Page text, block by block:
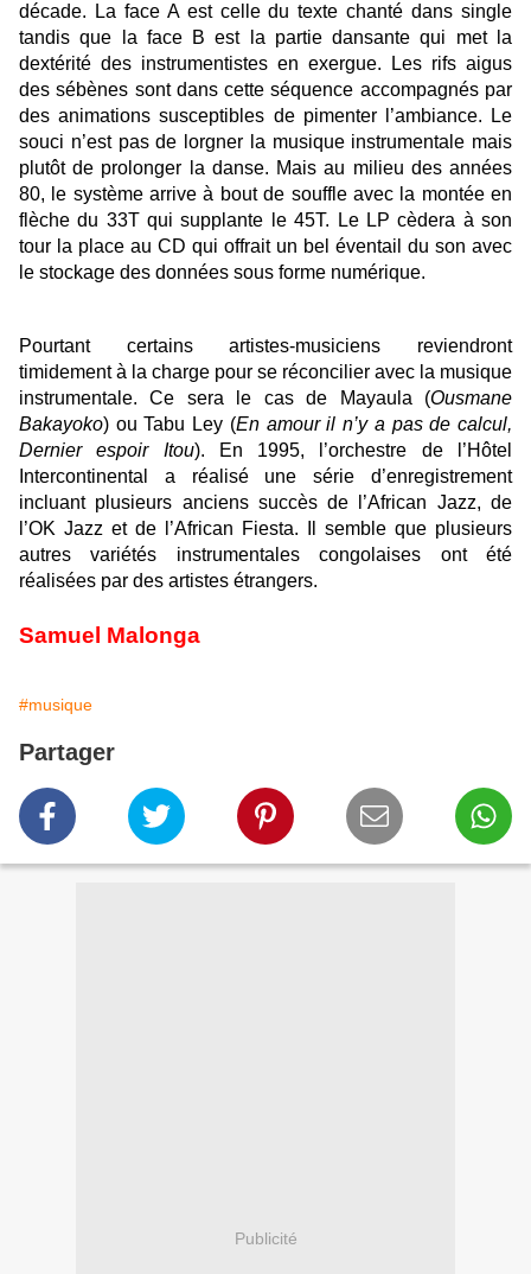
décade. La face A est celle du texte chanté dans single
tandis que la face B est la partie dansante qui met la
dextérité des instrumentistes en exergue. Les rifs aigus
des sébènes sont dans cette séquence accompagnés par
des animations susceptibles de pimenter l’ambiance. Le
souci n’est pas de lorgner la musique instrumentale mais
plutôt de prolonger la danse. Mais au milieu des années
80, le système arrive à bout de souffle avec la montée en
flèche du 33T qui supplante le 45T. Le LP cèdera à son
tour la place au CD qui offrait un bel éventail du son avec
le stockage des données sous forme numérique.
Pourtant certains artistes-musiciens reviendront
timidement à la charge pour se réconcilier avec la musique
instrumentale. Ce sera le cas de Mayaula (Ousmane
Bakayoko) ou Tabu Ley (En amour il n’y a pas de calcul,
Dernier espoir Itou). En 1995, l’orchestre de l’Hôtel
Intercontinental a réalisé une série d’enregistrement
incluant plusieurs anciens succès de l’African Jazz, de
l’OK Jazz et de l’African Fiesta. Il semble que plusieurs
autres variétés instrumentales congolaises ont été
réalisées par des artistes étrangers.
Samuel Malonga
#musique
Partager
Publicité